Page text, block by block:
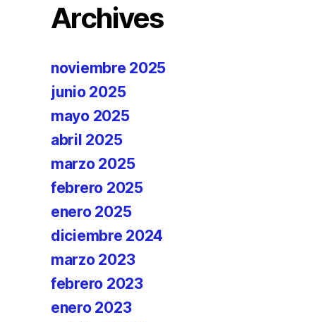
Archives
noviembre 2025
junio 2025
mayo 2025
abril 2025
marzo 2025
febrero 2025
enero 2025
diciembre 2024
marzo 2023
febrero 2023
enero 2023